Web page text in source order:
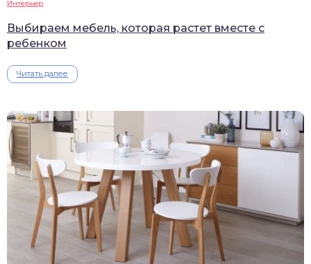
Интерьер
Выбираем мебель, которая растет вместе с
ребенком
Читать далее